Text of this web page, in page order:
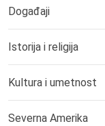
Događaji
Istorija i religija
Kultura i umetnost
Severna Amerika